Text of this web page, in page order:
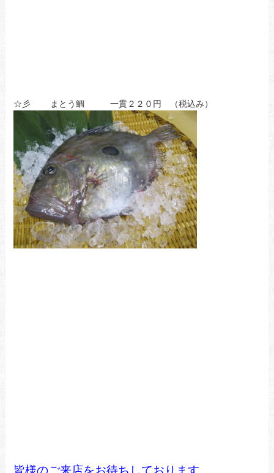
☆彡 まとう鯛 一貫２２０円 （税込み）
皆様のご来店をお待ちしております